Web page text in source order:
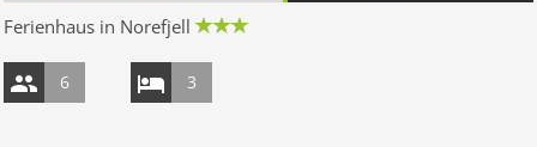
Ferienhaus in Norefjell
6 3